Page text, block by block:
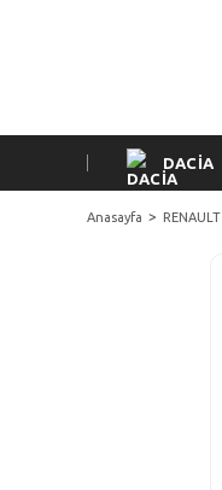
DACİA
Anasayfa RENAULT